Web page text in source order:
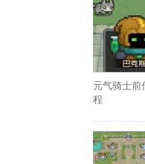
元气骑士前
程